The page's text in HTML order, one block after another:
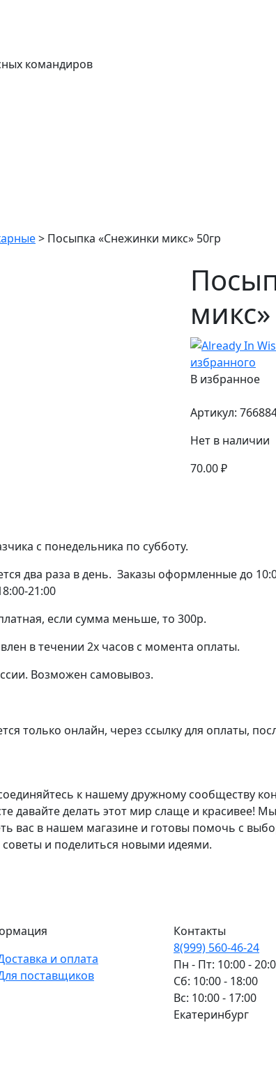
командиров
> Посыпка «Снежинки микс» 50гр
избранного
В избранное
Артикул:
Нет в наличии
70.00₽
с понедельника по субботу.
два раза в день. Заказы оформленные до
21:00
если сумма меньше, то 300р.
в течении 2х часов с момента оплаты.
Возможен самовывоз.
только онлайн, через ссылку для оплаты,
к нашему дружному сообществу
давайте делать этот мир слаще и красивее!
вас в нашем магазине и готовы помочь с
советы и поделиться новыми идеями.
и оплата
поставщиков
Контакты
8(999) 560-46-24
Пн - Пт: 10:00 -
Сб: 10:00 - 18:00
Вс: 10:00 - 17:00
Екатеринбург